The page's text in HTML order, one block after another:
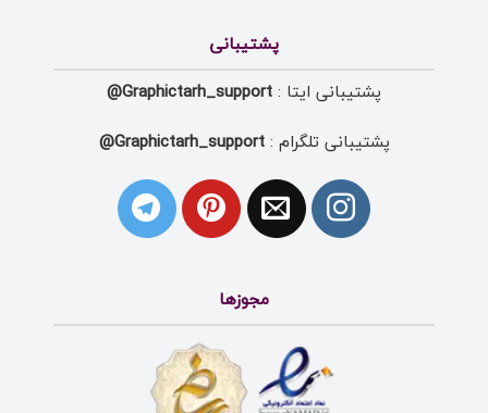
پشتیبانی
پشتیبانی ایتا : Graphictarh_support@
پشتیبانی تلگرام :Graphictarh_support@
مجوزها